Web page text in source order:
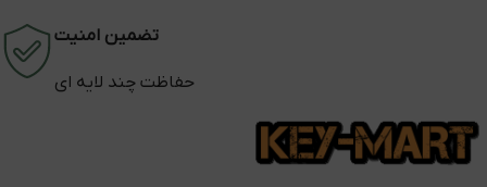
تضمین امنیت
حفاظت چند لایه ای